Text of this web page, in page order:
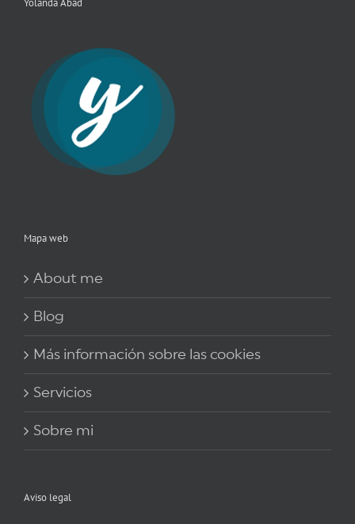
Yolanda Abad
Mapa web
About me
Blog
Más información sobre las cookies
Servicios
Sobre mi
Aviso legal